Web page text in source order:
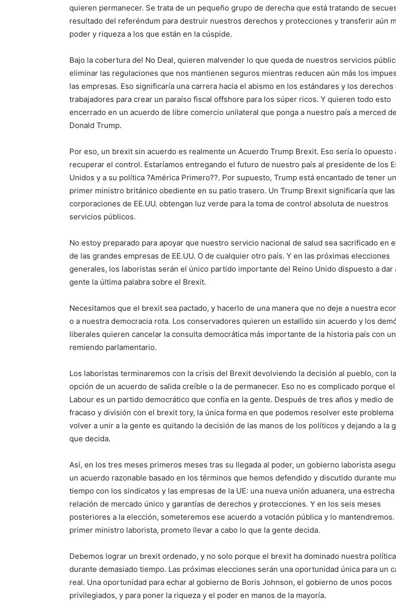
quieren permanecer. Se trata de un pequeño grupo de derecha que está tratando de
resultado del referéndum para destruir nuestros derechos y protecciones y transferir aún
poder y riqueza a los que están en la cúspide.
Bajo la cobertura del No Deal, quieren malvender lo que queda de nuestros servicios
eliminar las regulaciones que nos mantienen seguros mientras reducen aún más los
las empresas. Eso significaría una carrera hacia el abismo en los estándares y los derechos
trabajadores para crear un paraíso fiscal offshore para los súper ricos. Y quieren todo esto
encerrado en un acuerdo de libre comercio unilateral que ponga a nuestro país a merced de
Donald Trump.
Por eso, un brexit sin acuerdo es realmente un Acuerdo Trump Brexit. Eso sería lo opuesto
recuperar el control. Estaríamos entregando el futuro de nuestro país al presidente de los
Unidos y a su política ?América Primero??. Por supuesto, Trump está encantado de tener un
primer ministro británico obediente en su patio trasero. Un Trump Brexit significaría que las
corporaciones de EE.UU. obtengan luz verde para la toma de control absoluta de nuestros
servicios públicos.
No estoy preparado para apoyar que nuestro servicio nacional de salud sea sacrificado en
de las grandes empresas de EE.UU. O de cualquier otro país. Y en las próximas elecciones
generales, los laboristas serán el único partido importante del Reino Unido dispuesto a dar
gente la última palabra sobre el Brexit.
Necesitamos que el brexit sea pactado, y hacerlo de una manera que no deje a nuestra
o a nuestra democracia rota. Los conservadores quieren un estallido sin acuerdo y los
liberales quieren cancelar la consulta democrática más importante de la historia país con un
remiendo parlamentario.
Los laboristas terminaremos con la crisis del Brexit devolviendo la decisión al pueblo, con la
opción de un acuerdo de salida creíble o la de permanecer. Eso no es complicado porque el
Labour es un partido democrático que confía en la gente. Después de tres años y medio de
fracaso y división con el brexit tory, la única forma en que podemos resolver este problema
volver a unir a la gente es quitando la decisión de las manos de los políticos y dejando a la
que decida.
Así, en los tres meses primeros meses tras su llegada al poder, un gobierno laborista
un acuerdo razonable basado en los términos que hemos defendido y discutido durante
tiempo con los sindicatos y las empresas de la UE: una nueva unión aduanera, una estrecha
relación de mercado único y garantías de derechos y protecciones. Y en los seis meses
posteriores a la elección, someteremos ese acuerdo a votación pública y lo mantendremos.
primer ministro laborista, prometo llevar a cabo lo que la gente decida.
Debemos lograr un brexit ordenado, y no solo porque el brexit ha dominado nuestra política
durante demasiado tiempo. Las próximas elecciones serán una oportunidad única para un
real. Una oportunidad para echar al gobierno de Boris Johnson, el gobierno de unos pocos
privilegiados, y para poner la riqueza y el poder en manos de la mayoría.